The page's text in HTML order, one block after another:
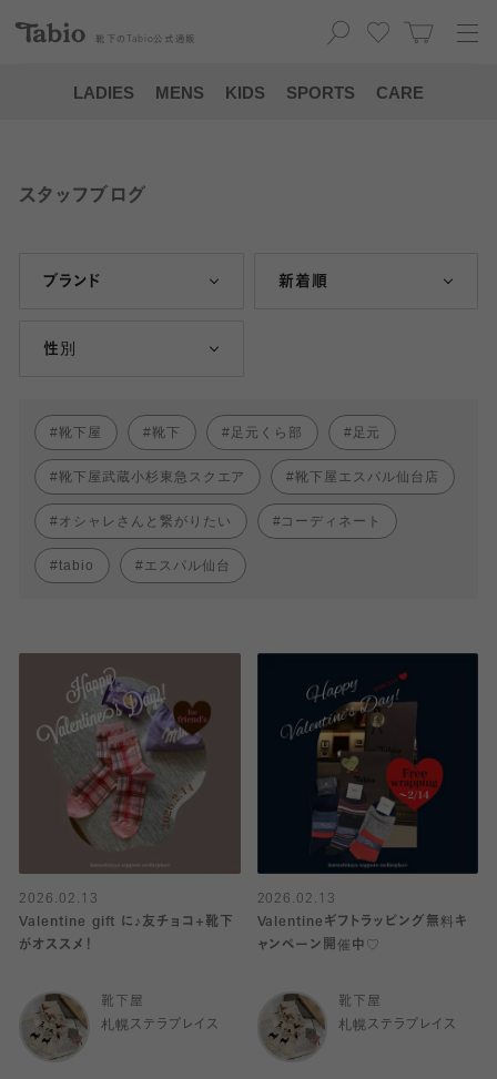
靴下の Tabio 公式通販
LADIES MENS KIDS SPORTS CARE
スタッフブログ
ブランド 新着順
性別
靴下屋 靴下 足元くら部 足元
靴下屋武蔵小杉東急スクエア 靴下屋エスパル仙台店
オシャレさんと繋がりたい コーディネート
tabio エスパル仙台
2026.02.13
Valentine gift に♪友チョコ+靴下
がオススメ！
靴下屋
札幌ステラプレイス
2026.02.13
Valentineギフトラッピング無料キ
ャンペーン開催中♡
靴下屋
札幌ステラプレイス